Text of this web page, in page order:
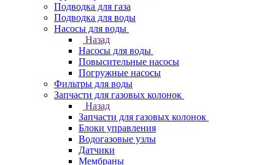
Подводка для газа
Подводка для воды
Насосы для воды
Назад
Насосы для воды
Повысительные насосы
Погружные насосы
Фильтры для воды
Запчасти для газовых колонок
Назад
Запчасти для газовых колонок
Блоки управления
Водогазовые узлы
Датчики
Мембраны